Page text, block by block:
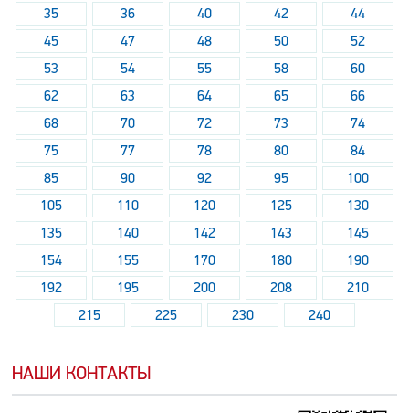
35
36 40 42
44
45
47 48 50
52
53
54 55 58
60
62
63 64 65
66
68
70 72 73
74
75
77 78 80
84
85
90 92 95
100
105
110 120 125
130
135
140 142 143
145
154
155 170 180
190
192
195 200 208
210
215
225 230 240
НАШИ КОНТАКТЫ